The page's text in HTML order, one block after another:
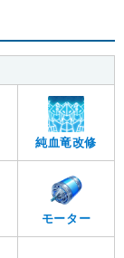
純血竜改修
モーター